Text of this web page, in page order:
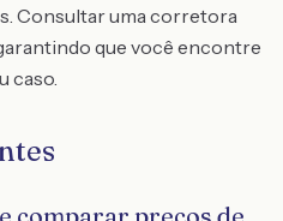
Consultar uma corretora
que você encontre
caso.